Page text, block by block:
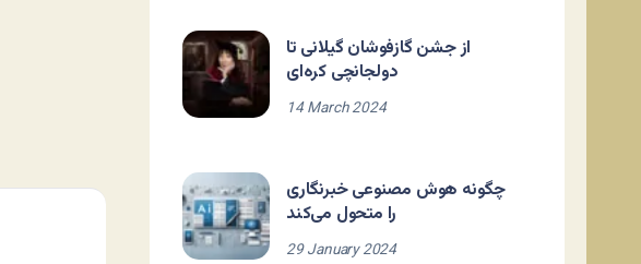
از جشن گازفوشان گیلانی تا
دولجانچی کره‌ای
14 March 2024
چگونه هوش مصنوعی خبرنگاری
را متحول می‌کند
29 January 2024